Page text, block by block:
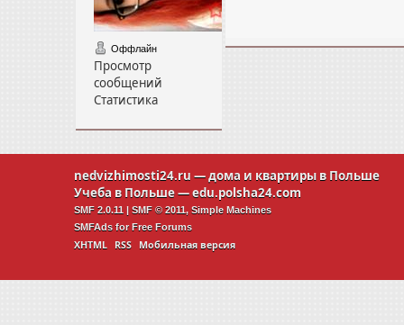
Оффлайн
Просмотр
сообщений
Статистика
nedvizhimosti24.ru — дома и квартиры в Польше
Учеба в Польше —edu.polsha24.com
SMF 2.0.11 | SMF © 2011 , Simple Machines
SMFAds for Free Forums
XHTML RSS Мобильная версия